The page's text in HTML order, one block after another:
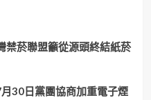
菸聯盟籲從源頭終結紙菸
30日黨團協商加重電子煙